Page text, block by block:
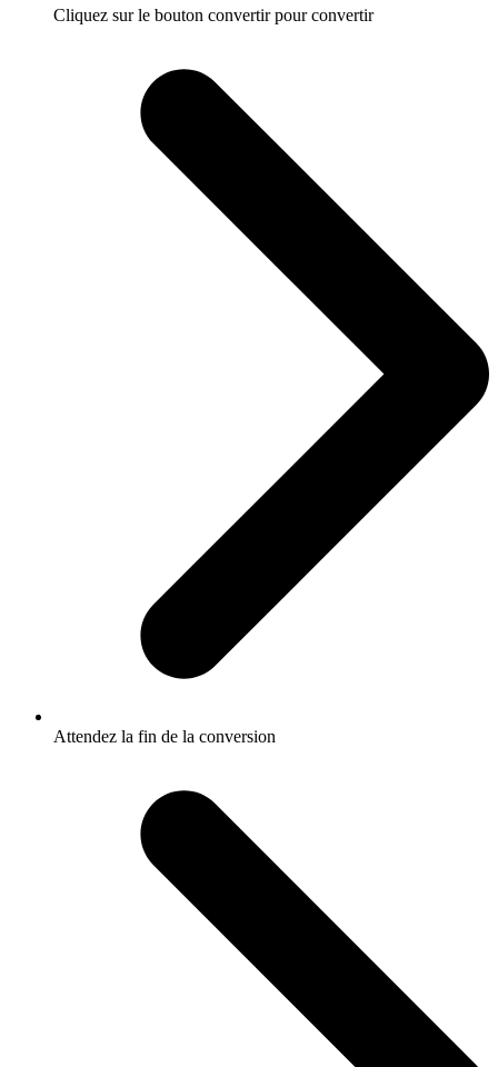
Cliquez sur le bouton convertir pour convertir
Attendez la fin de la conversion